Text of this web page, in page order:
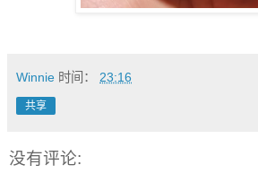
Winnie 时间： 23:16
共享
没有评论: